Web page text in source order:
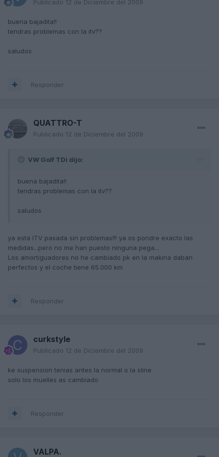
Publicado 12 de Diciembre del 2009
buena bajadita!!
tendras problemas con la itv??
saludos
Responder
QUATTRO-T
Publicado 12 de Diciembre del 2009
VW Golf TDi dijo:
buena bajadita!!
tendras problemas con la itv??
saludos
ya esta ITV pasada sin problemas!!! ya os pondre exacto las
medidas...pero no me han puesto ninguna pega...
Los amortiguadores no he cambiado pk en la makina daban
perfectos y el coche tiene 65.000 km
Responder
curkstyle
Publicado 12 de Diciembre del 2009
ke suspension tenias antes la normal o la sline
solo los muelles as cambiado
Responder
VALPA.